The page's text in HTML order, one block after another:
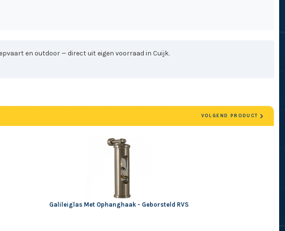
en outdoor — direct uit eigen voorraad in Cuijk.
Galileiglas Met Ophanghaak - Geborsteld RVS
VOLGEND PRODUCT